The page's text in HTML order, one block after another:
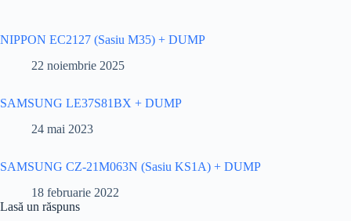
NIPPON EC2127 (Sasiu M35) + DUMP
22 noiembrie 2025
SAMSUNG LE37S81BX + DUMP
24 mai 2023
SAMSUNG CZ-21M063N (Sasiu KS1A) + DUMP
18 februarie 2022
Lasă un răspuns